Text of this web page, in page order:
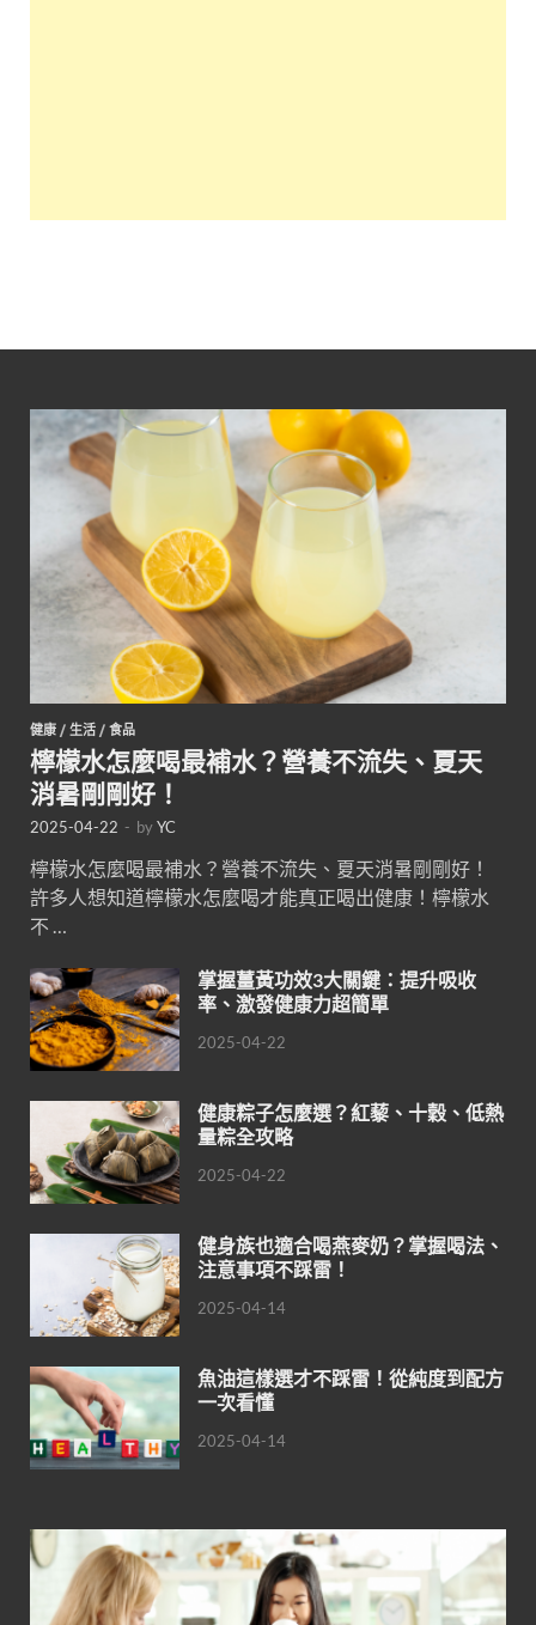
健康 / 生活 / 食品
檸檬水怎麼喝最補水？營養不流失、夏天
消暑剛剛好！
2025-04-22 - byYC
檸檬水怎麼喝最補水？營養不流失、夏天消暑剛剛好！
許多人想知道檸檬水怎麼喝才能真正喝出健康！檸檬水
不 …
掌握薑黃功效3大關鍵：提升吸收
率、激發健康力超簡單
2025-04-22
健康粽子怎麼選？紅藜、十穀、低熱
量粽全攻略
2025-04-22
健身族也適合喝燕麥奶？掌握喝法、
注意事項不踩雷！
2025-04-14
魚油這樣選才不踩雷！從純度到配方
一次看懂
2025-04-14